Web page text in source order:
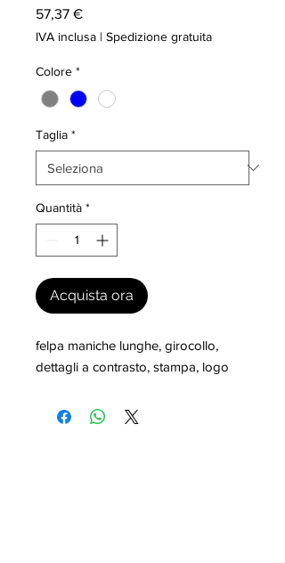
57,37 €Prezzo
IVA inclusa | Spedizione gratuita
Colore *
Taglia *
Quantità *
Acquista ora
felpa maniche lunghe, girocollo,
dettagli a contrasto, stampa, logo